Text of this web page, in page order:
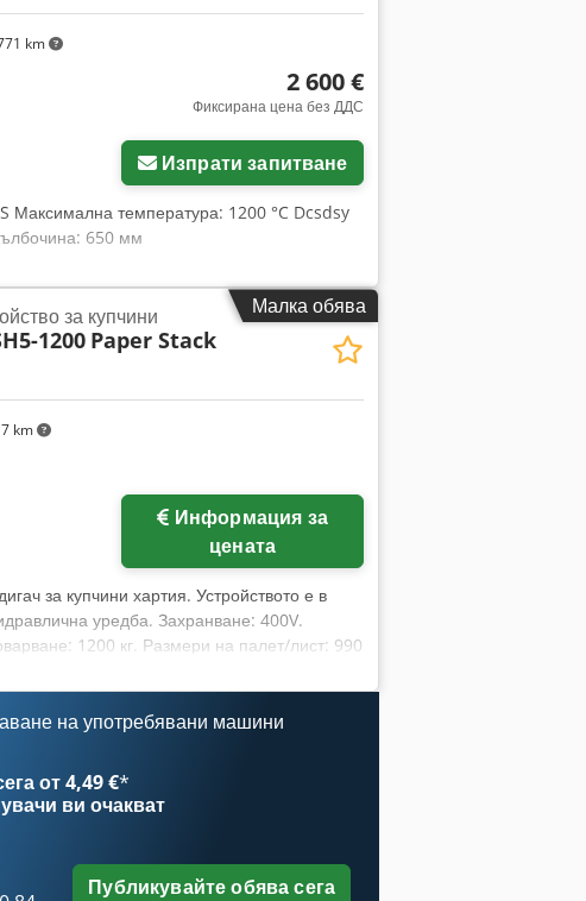
km
2 600 €
Фиксирана цена без ДДС
Изпрати запитване
Максимална температура: 1200 °C Dcsdsy
650 мм
Малка обява
km
за купчини
1200 Paper Stack
цената
за купчини хартия. Устройството е в
уредба. Захранване: 400V.
1200 кг. Размери на палет/лист: 990
на употребявани машини
от 4,49 €*
ви очакват
Публикувайте обява сега